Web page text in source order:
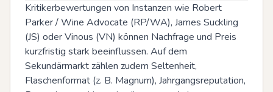
Kritikerbewertungen von Instanzen wie Robert
Parker / Wine Advocate (RP/WA), James Suckling
(JS) oder Vinous (VN) können Nachfrage und Preis
kurzfristig stark beeinflussen. Auf dem
Sekundärmarkt zählen zudem Seltenheit,
Flaschenformat (z. B. Magnum), Jahrgangsreputation,